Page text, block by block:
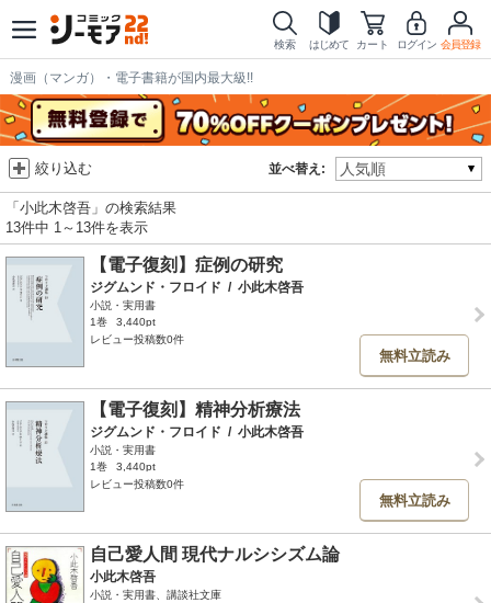
検索 はじめて カート ログイン 会員登録
漫画（マンガ）・電子書籍が国内最大級!!
並べ替え:
絞り込む
「小此木啓吾」の検索結果
13件中 1～13件を表示
【電子復刻】症例の研究
ジグムンド・フロイド / 小此木啓吾
小説・実用書
1巻
3,440pt
レビュー投稿数0件
無料立読み
【電子復刻】精神分析療法
ジグムンド・フロイド / 小此木啓吾
小説・実用書
1巻
3,440pt
レビュー投稿数0件
無料立読み
自己愛人間 現代ナルシシズム論
小此木啓吾
小説・実用書、講談社文庫